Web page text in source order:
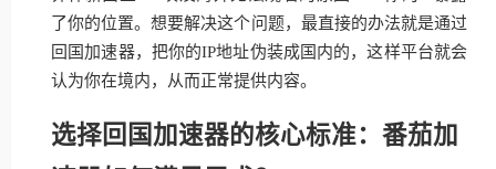
了你的位置。想要解决这个问题，最直接的办法就是通过
回国加速器，把你的IP地址伪装成国内的，这样平台就会
认为你在境内，从而正常提供内容。
选择回国加速器的核心标准：番茄加